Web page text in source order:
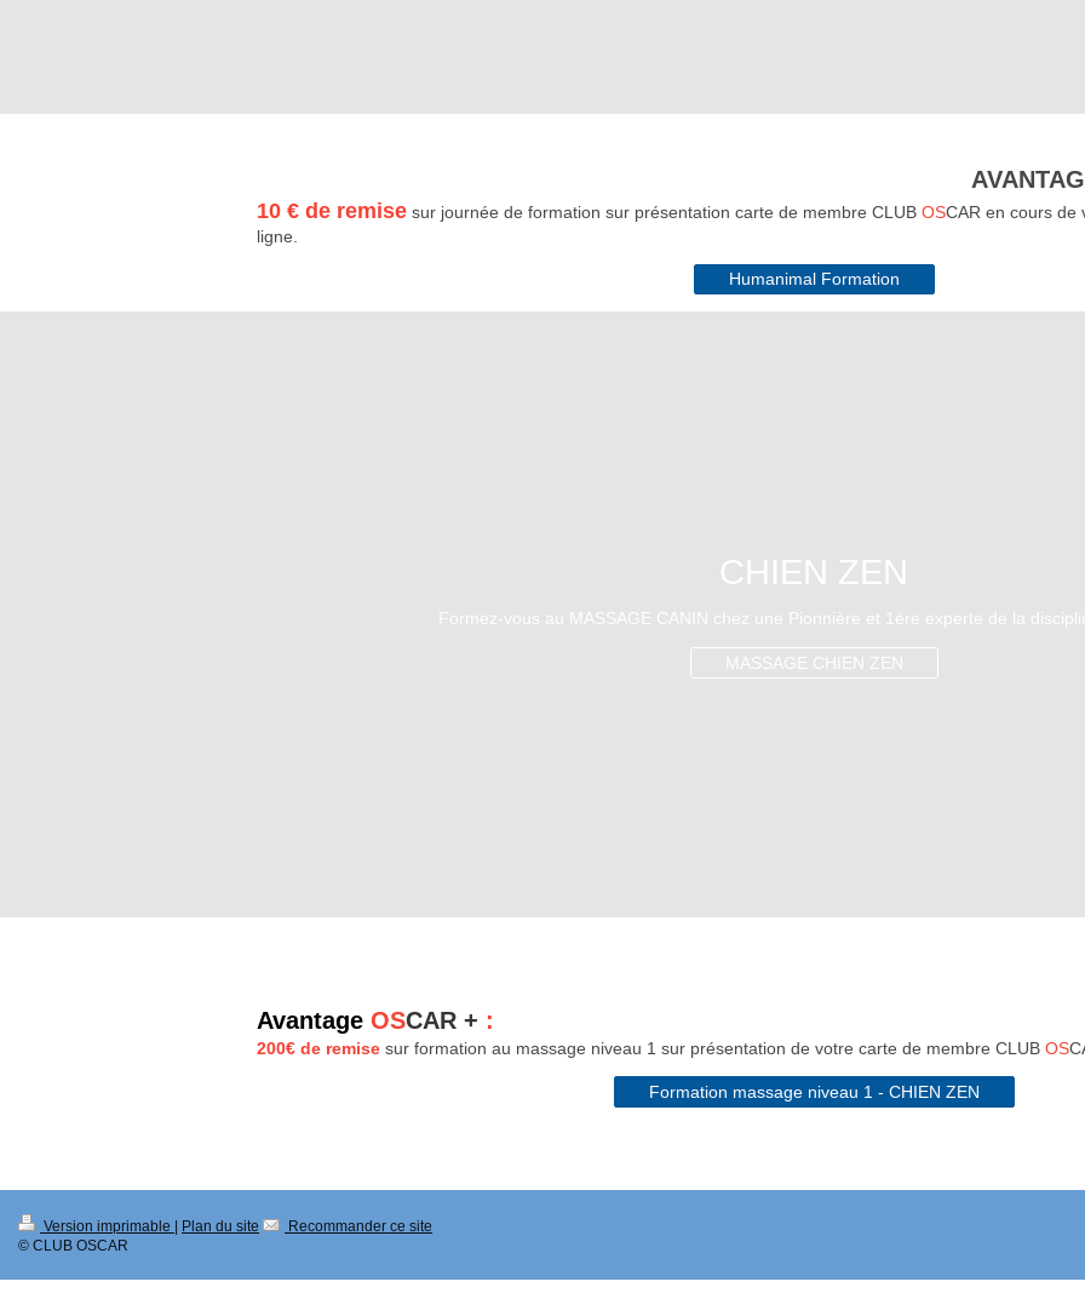
10 € de remise sur journée de formation sur présentation carte de membre CLUB OSCAR en cours de
ligne.
Humanimal Formation
CHIEN ZEN
Formez-vous au MASSAGE CANIN chez une Pionnière et 1ère experte de la
MASSAGE CHIEN ZEN
Avantage OSCAR + :
200€ de remise sur formation au massage niveau 1 sur présentation de votre carte de membre CLUB OS
Formation massage niveau 1 - CHIEN ZEN
Version imprimable | Plan du site
Recommander ce site
© CLUB OSCAR